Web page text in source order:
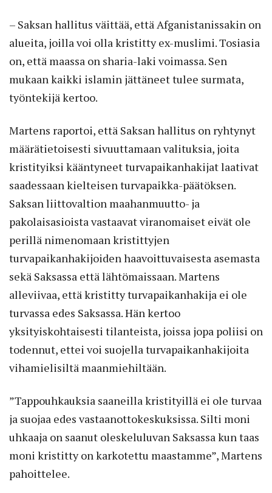
– Saksan hallitus väittää, että Afganistanissakin on
alueita, joilla voi olla kristitty ex-muslimi. Tosiasia
on, että maassa on sharia-laki voimassa. Sen
mukaan kaikki islamin jättäneet tulee surmata,
työntekijä kertoo.
Martens raportoi, että Saksan hallitus on ryhtynyt
määrätietoisesti sivuuttamaan valituksia, joita
kristityiksi kääntyneet turvapaikanhakijat laativat
saadessaan kielteisen turvapaikka-päätöksen.
Saksan liittovaltion maahanmuutto- ja
pakolaisasioista vastaavat viranomaiset eivät ole
perillä nimenomaan kristittyjen
turvapaikanhakijoiden haavoittuvaisesta asemasta
sekä Saksassa että lähtömaissaan. Martens
alleviivaa, että kristitty turvapaikanhakija ei ole
turvassa edes Saksassa. Hän kertoo
yksityiskohtaisesti tilanteista, joissa jopa poliisi on
todennut, ettei voi suojella turvapaikanhakijoita
vihamielisiltä maanmiehiltään.
”Tappouhkauksia saaneilla kristityillä ei ole turvaa
ja suojaa edes vastaanottokeskuksissa. Silti moni
uhkaaja on saanut oleskeluluvan Saksassa kun taas
moni kristitty on karkotettu maastamme”, Martens
pahoittelee.